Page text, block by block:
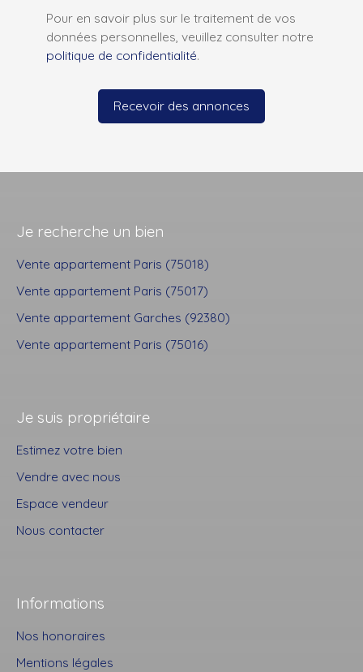
Pour en savoir plus sur le traitement de vos
données personnelles, veuillez consulter notre
politique de confidentialité.
Recevoir des annonces
Je recherche un bien
Vente appartement Paris (75018)
Vente appartement Paris (75017)
Vente appartement Garches (92380)
Vente appartement Paris (75016)
Je suis propriétaire
Estimez votre bien
Vendre avec nous
Espace vendeur
Nous contacter
Informations
Nos honoraires
Mentions légales